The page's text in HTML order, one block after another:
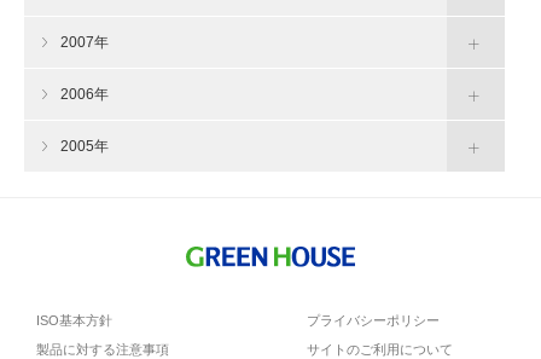
2007年
2006年
2005年
ISO基本方針
プライバシーポリシー
製品に対する注意事項
サイトのご利用について